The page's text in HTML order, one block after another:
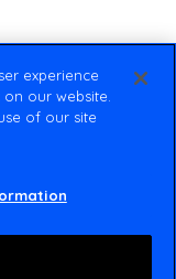
experience
our website.
of our site